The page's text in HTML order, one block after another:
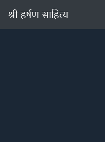
श्री हर्षण साहित्य